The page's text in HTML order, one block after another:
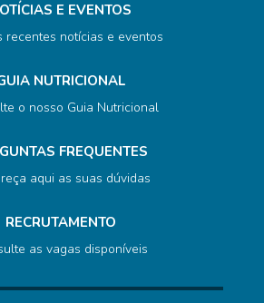
E EVENTOS
recentes notícias e eventos
NUTRICIONAL
o nosso Guia Nutricional
FREQUENTES
aqui as suas dúvidas
RECRUTAMENTO
as vagas disponíveis